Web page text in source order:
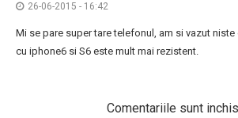
26-06-2015 - 16:42
Mi se pare super tare telefonul, am si vazut niste
cu iphone6 si S6 este mult mai rezistent.
Comentariile sunt